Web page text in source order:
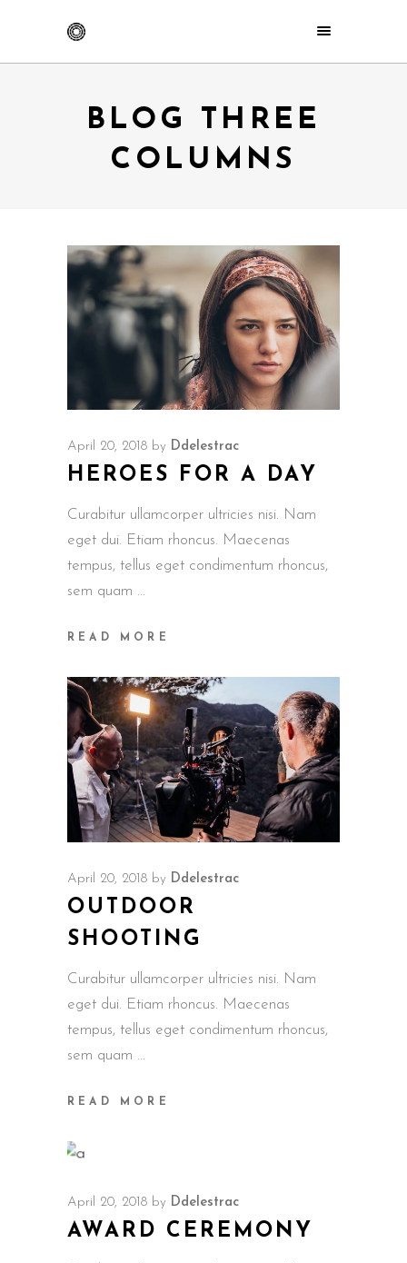
BLOG THREE
COLUMNS
April 20, 2018 by Ddelestrac
HEROES FOR A DAY
Curabitur ullamcorper ultricies nisi. Nam
eget dui. Etiam rhoncus. Maecenas
tempus, tellus eget condimentum rhoncus,
sem quam
READ MORE
April 20, 2018 by Ddelestrac
OUTDOOR
SHOOTING
Curabitur ullamcorper ultricies nisi. Nam
eget dui. Etiam rhoncus. Maecenas
tempus, tellus eget condimentum rhoncus,
sem quam
READ MORE
April 20, 2018 by Ddelestrac
AWARD CEREMONY